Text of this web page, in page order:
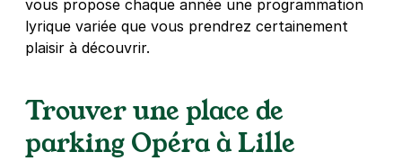
Réserver
+ Abonnements disponibles
Lille - Lille Europe - Faubourg de
Roubaix
103 rue de Prague
vous propose chaque année une programmation
lyrique variée que vous prendrez certainement
plaisir à découvrir.
Trouver une place de
parking Opéra à Lille